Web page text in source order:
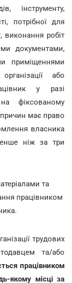
інструменту,
потрібної для
виконання робіт
документами,
приміщеннями
або
у разі
фіксованому
має право
власника
ніж за три
та
працівником
трудових
та/або
працівником
якому місці за